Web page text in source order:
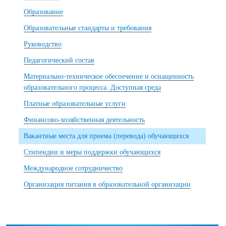
Образование
Образовательные стандарты и требования
Руководство
Педагогический состав
Материально-техническое обеспечение и оснащенность
образовательного процесса. Доступная среда
Платные образовательные услуги
Финансово-хозяйственная деятельность
Вакантные места для приема (перевода) обучающихся
Стипендии и меры поддержки обучающихся
Международное сотрудничество
Организация питания в образовательной организации